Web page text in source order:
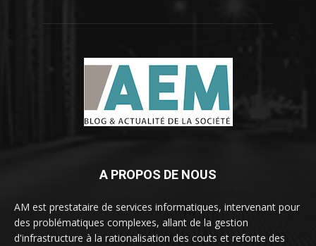
A PROPOS DE NOUS
AM est prestataire de services informatiques, intervenant pour
des problématiques complexes, allant de la gestion
d'infrastructure à la rationalisation des couts et refonte des